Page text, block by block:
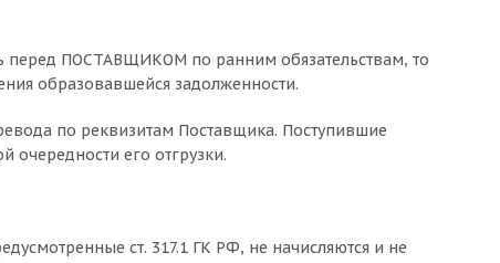
перед ПОСТАВЩИКОМ по ранним обязательствам, то
образовавшейся задолженности.
по реквизитам Поставщика. Поступившие
очередности его отгрузки.
ст. 317.1 ГК РФ, не начисляются и не